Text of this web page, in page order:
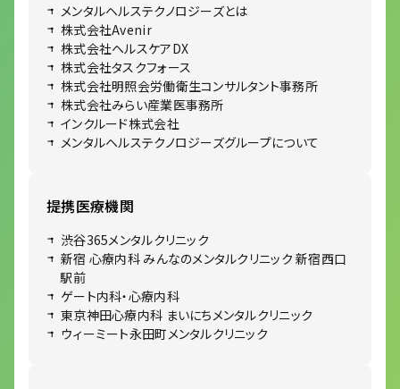
メンタルヘルステクノロジーズとは
株式会社Avenir
株式会社ヘルスケアDX
株式会社タスクフォース
株式会社明照会労働衛生コンサルタント事務所
株式会社みらい産業医事務所
インクルード株式会社
メンタルヘルステクノロジーズグループについて
提携医療機関
渋谷365メンタルクリニック
新宿 心療内科 みんなのメンタルクリニック 新宿西口
駅前
ゲート内科・心療内科
東京神田心療内科 まいにちメンタルクリニック
ウィーミート永田町メンタルクリニック